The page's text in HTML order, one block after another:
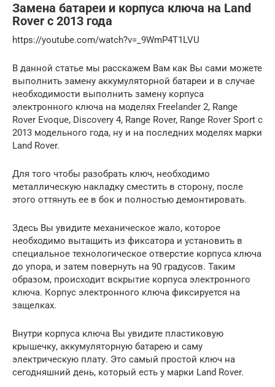
Замена батареи и корпуса ключа на Land
Rover с 2013 года
https://youtube.com/watch?v=_9WmP4T1LVU
В данной статье мы расскажем Вам как Вы сами можете
выполнить замену аккумуляторной батареи и в случае
необходимости выполнить замену корпуса
электронного ключа на моделях Freelander 2, Range
Rover Evoque, Discovery 4, Range Rover, Range Rover Sport с
2013 модельного года, ну и на последних моделях марки
Land Rover.
Для того чтобы разобрать ключ, необходимо
металлическую накладку сместить в сторону, после
этого оттянуть ее в бок и полностью демонтировать.
Здесь Вы увидите механическое жало, которое
необходимо вытащить из фиксатора и установить в
специальное технологическое отверстие корпуса ключа
до упора, и затем повернуть на 90 градусов. Таким
образом, происходит вскрытие корпуса электронного
ключа. Корпус электронного ключа фиксируется на
защелках.
Внутри корпуса ключа Вы увидите пластиковую
крышечку, аккумуляторную батарею и саму
электрическую плату. Это самый простой ключ на
сегодняшний день, который есть у марки Land Rover.